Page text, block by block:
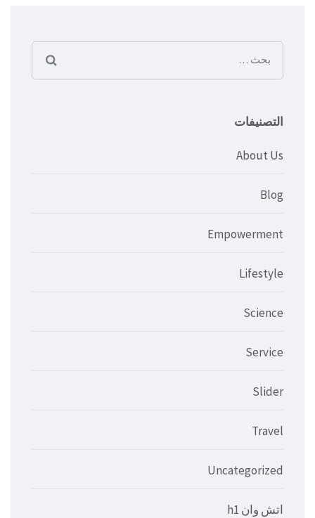
البحث
عن:
التصنيفات
About Us
Blog
Empowerment
Lifestyle
Science
Service
Slider
Travel
Uncategorized
اتش وان h1